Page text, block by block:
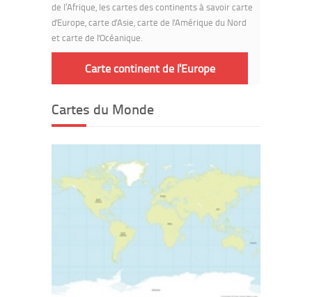
de l’Afrique, les cartes des continents à savoir carte
d'Europe, carte d'Asie, carte de l'Amérique du Nord
et carte de l'Océanique.
Carte continent de l'Europe
Cartes du Monde